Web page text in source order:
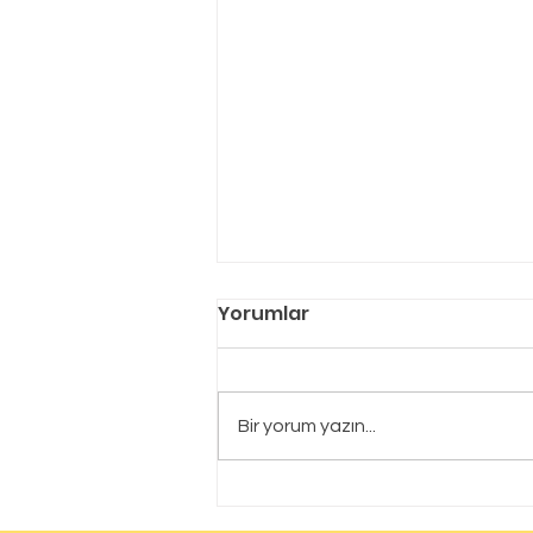
Bursa Bor Yalıtım
Yorumlar
Bir yorum yazın...